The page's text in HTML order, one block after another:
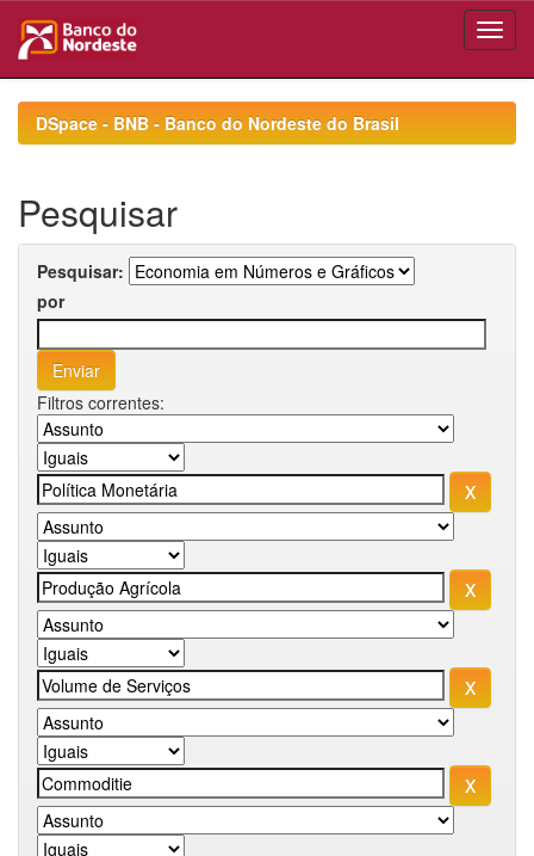
navigationDSpace - BNB - Banco do Nordeste do Brasil
Pesquisar
Pesquisar:
por
Filtros correntes: